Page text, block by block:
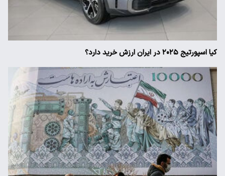
کیا اسپورتیج ۲۰۲۵ در ایران ارزش خرید دارد؟